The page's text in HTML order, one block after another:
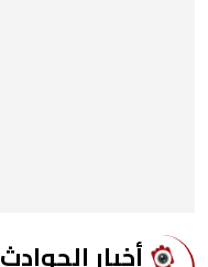
أخبار الحوادث